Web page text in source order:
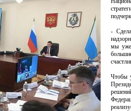
-
мы уже
Чтобы